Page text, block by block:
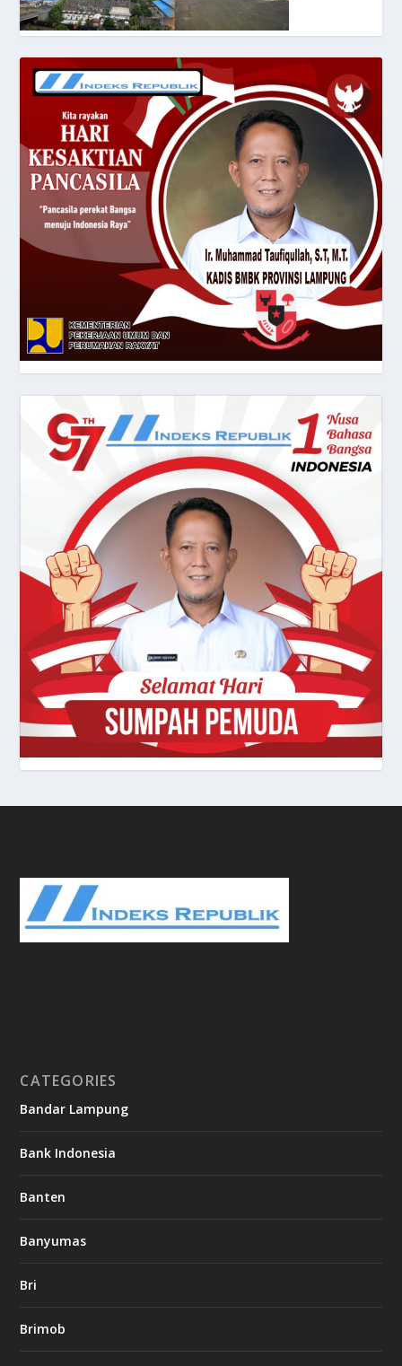
CATEGORIES
Bandar Lampung
Bank Indonesia
Banten
Banyumas
Bri
Brimob